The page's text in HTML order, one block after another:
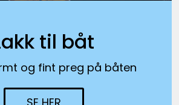
til båt
og fint preg på båten